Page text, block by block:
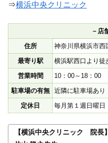
⇒横浜中央クリニック
－店
住所
神奈川県横浜市西
最寄り駅
横浜駅西口より徒
営業時間
10：00～18：00
駐車場の有無
近隣に駐車場あり
定休日
毎月第１週日曜日
【横浜中央クリニック 院長】